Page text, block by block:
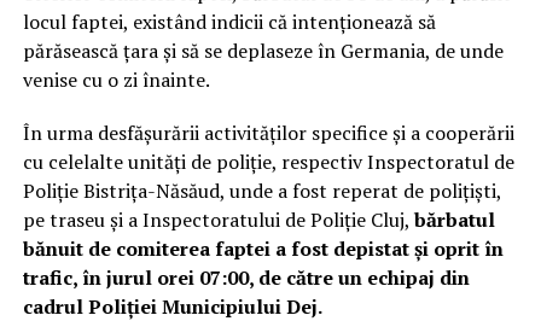
locul faptei, existând indicii că intenționează să
părăsească țara și să se deplaseze în Germania, de unde
venise cu o zi înainte.
În urma desfășurării activităților specifice și a cooperării
cu celelalte unități de poliție, respectiv Inspectoratul de
Poliție Bistrița-Năsăud, unde a fost reperat de polițiști,
pe traseu și a Inspectoratului de Poliție Cluj,bărbatul
bănuit de comiterea faptei a fost depistat și oprit în
trafic, în jurul orei 07:00, de către un echipaj din
cadrul Poliției Municipiului Dej.